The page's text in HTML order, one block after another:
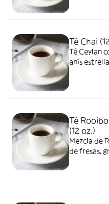
Té Chai
Té Ceylan
anís
Té
(12 oz.)
Mezcla de
de fresas,